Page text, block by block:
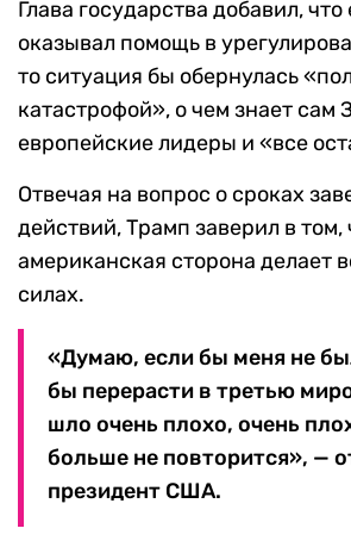
Глава государства добавил,
оказывал помощь в
то ситуация бы обернулась
катастрофой», о чем знает сам
европейские лидеры и «все
Отвечая на вопрос о сроках
действий, Трамп заверил в том,
американская сторона делает
силах.
«Думаю, если бы меня не
бы перерасти в третью
шло очень плохо, очень
больше не повторится», —
президент США.